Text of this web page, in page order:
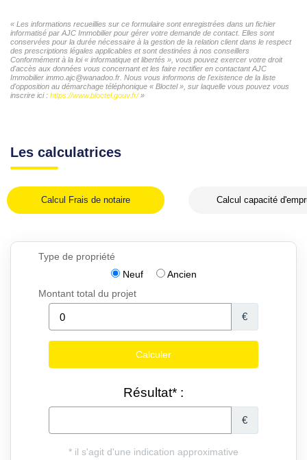
« Les informations recueillies sur ce formulaire sont enregistrées dans un fichier
informatisé par AJC Immobilier pour gérer votre demande de contact. Elles sont
conservées pour la durée nécessaire à la gestion de la relation client dans le respect
des prescriptions légales applicables et sont destinées à nos conseillers
Conformément à la loi « informatique et libertés », vous pouvez exercer votre droit
d'accès aux données vous concernant et les faire rectifier en contactant AJC
Immobilier immo.ajc@wanadoo.fr. Nous vous informons de l'existence de la liste
d'opposition au démarchage téléphonique « Bloctel », sur laquelle vous pouvez vous
inscrire ici : https://www.bloctel.gouv.fr/»
Les calculatrices
Calcul Frais de notaire Calcul capacité